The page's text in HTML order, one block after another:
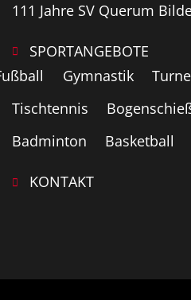
111 Jahre SV Querum
SPORTANGEBOTE
Gymnastik
Tischtennis
Badminton
Basketball
KONTAKT